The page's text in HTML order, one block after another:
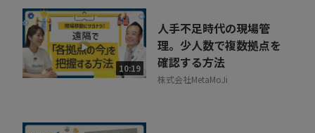
10:19
人手不足時代の現場管
理。少人数で複数拠点を
確認する方法
株式会社MetaMoJi